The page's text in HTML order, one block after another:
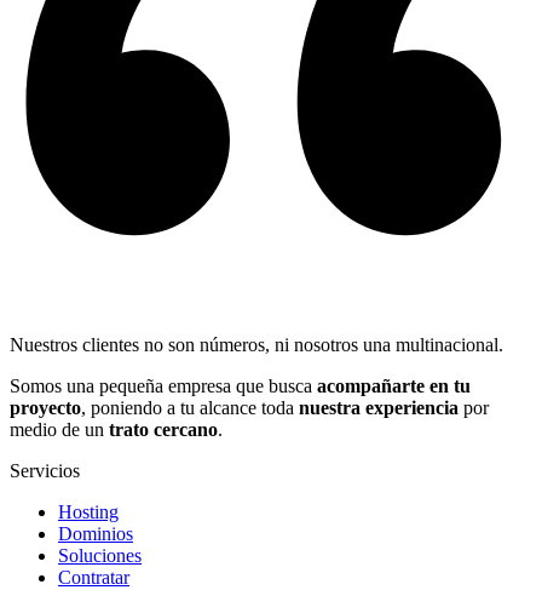
Nuestros clientes no son números, ni nosotros una multinacional.
Somos una pequeña empresa que busca acompañarte en tu
proyecto, poniendo a tu alcance toda nuestra experiencia por
medio de un trato cercano.
Servicios
Hosting
Dominios
Soluciones
Contratar